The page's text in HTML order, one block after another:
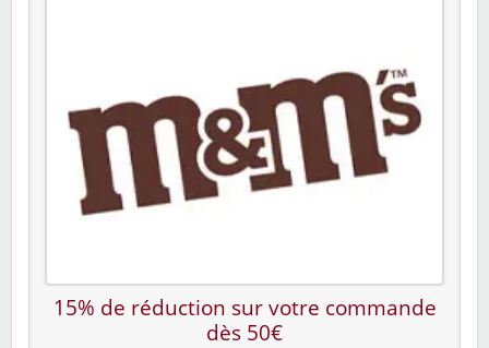
15% de réduction sur votre commande
dès 50€